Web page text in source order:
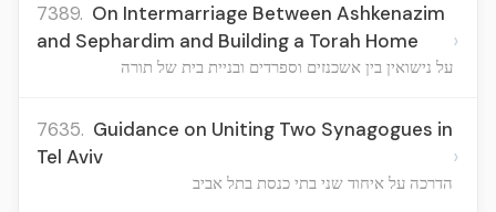
7389. On Intermarriage Between Ashkenazim
and Sephardim and Building a Torah Home
על נישואין בין אשכנזים וספרדים ובניית בית של תורה
›
7635. Guidance on Uniting Two Synagogues in
Tel Aviv
הדרכה על איחוד שני בתי כנסת בתל אביב
›